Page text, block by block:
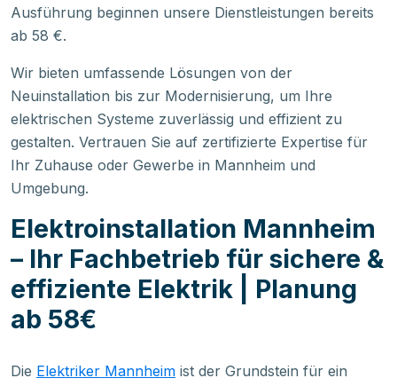
Ausführung beginnen unsere Dienstleistungen bereits
ab 58 €.
Wir bieten umfassende Lösungen von der
Neuinstallation bis zur Modernisierung, um Ihre
elektrischen Systeme zuverlässig und effizient zu
gestalten. Vertrauen Sie auf zertifizierte Expertise für
Ihr Zuhause oder Gewerbe in Mannheim und
Umgebung.
Elektroinstallation Mannheim
– Ihr Fachbetrieb für sichere &
effiziente Elektrik | Planung
ab 58€
Die Elektriker Mannheim ist der Grundstein für ein